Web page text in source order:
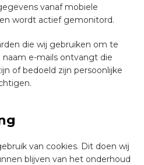
vanaf mobiele
wordt actief gemonitord.
die wij gebruiken om te
e-mails ontvangt die
of bedoeld zijn persoonlijke
van cookies. Dit doen wij
blijven van het onderhoud